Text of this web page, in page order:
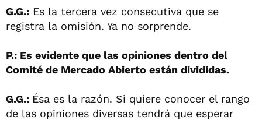
G.G.: Es la tercera vez consecutiva que se
registra la omisión. Ya no sorprende.
P.: Es evidente que las opiniones dentro del
Comité de Mercado Abierto están divididas.
G.G.: Ésa es la razón. Si quiere conocer el rango
de las opiniones diversas tendrá que esperar